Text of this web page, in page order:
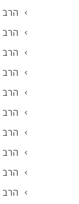
הרב
הרב
הרב
הרב
הרב
הרב
הרב
הרב
הרב